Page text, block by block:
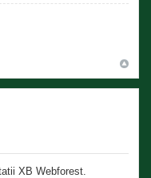
XB Webforest.